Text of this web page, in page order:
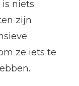
niets
zijn
ze iets te